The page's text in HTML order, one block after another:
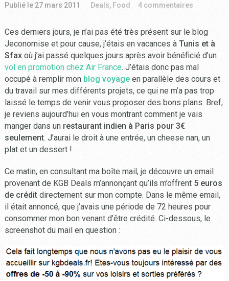
Publié le 27 mars 2011 Deals, Food 4 commentaires
Ces derniers jours, je n’ai pas été très présent sur le blog
Jeconomise et pour cause, j’étais en vacances à Tunis et à
Sfaxoù j’ai passé quelques jours après avoir bénéficié d’un
vol en promotion chez Air France. J’étais donc pas mal
occupé à remplir mon blog voyageen parallèle des cours et
du travail sur mes différents projets, ce qui ne m’a pas trop
laissé le temps de venir vous proposer des bons plans. Bref,
je reviens aujourd’hui en vous montrant comment je vais
manger dans un restaurant indien à Paris pour 3€
seulement. J’aurai le droit à une entrée, un cheese nan, un
plat et un dessert !
Ce matin, en consultant ma boîte mail, je découvre un email
provenant de KGB Deals m’annonçant qu’ils m’offrent 5 euros
de créditdirectement sur mon compte. Dans le même email,
il était annoncé, que j’avais une période de 72 heures pour
consommer mon bon venant d’être crédité. Ci-dessous, le
screenshot du mail en question :